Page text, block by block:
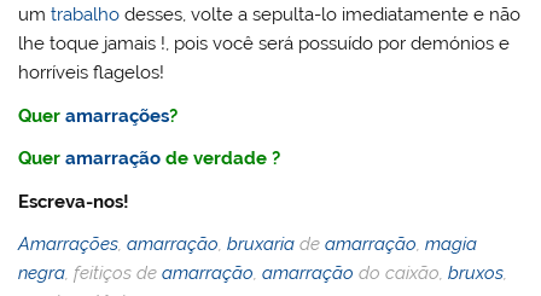
umtrabalho desses, volte a sepulta-lo imediatamente e não
lhe toque jamais !, pois você será possuído por demónios e
horríveis flagelos!
Queramarrações?
Queramarração de verdade ?
Escreva-nos!
Amarrações,amarração,bruxaria deamarração,magia
negra, feitiços deamarração,amarração do caixão,bruxos,